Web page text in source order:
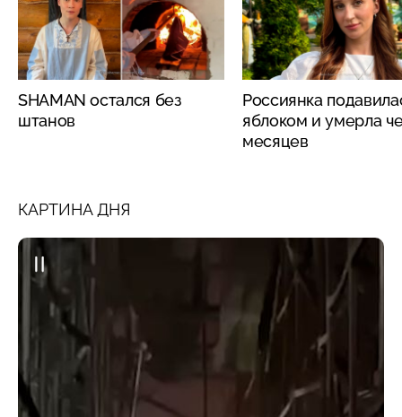
SHAMAN остался без
штанов
Россиянка
яблоком и умерла
месяцев
КАРТИНА ДНЯ